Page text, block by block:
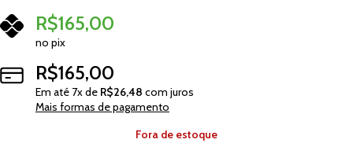
R$165,00
no pix
R$165,00
Em até 7x de R$26,48 com juros
Mais formas de pagamento
Fora de estoque